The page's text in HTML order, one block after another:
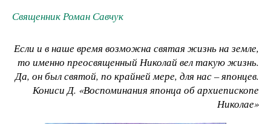
Священник Роман Савчук
Если и в наше время возможна святая жизнь на земле,
то именно преосвященный Николай вел такую жизнь.
Да, он был святой, по крайней мере, для нас – японцев.
​Кониси Д. «Воспоминания японца об архиепископе
Николае»